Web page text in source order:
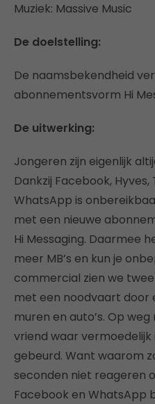
Muziek: Massive Music
De doelstelling:
De naamsbekendheid
abonnementsvorm Hi
De uitwerking:
Jongeren zijn eigenlijk
Dankzij Facebook,
WhatsApp is
met een nieuwe
Hi Messaging. Daarmee
meer MB’s en kun je
commercial zien we
met een noodvaart door
muren en auto’s. Op
vriend waar
gebeurd. Want waarom
seconden niet reageren
Facebook en WhatsApp